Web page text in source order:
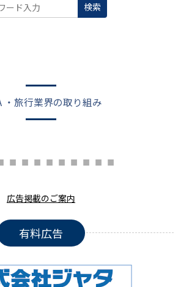
検索
・旅行業界の取り組み
広告掲載のご案内
有料広告